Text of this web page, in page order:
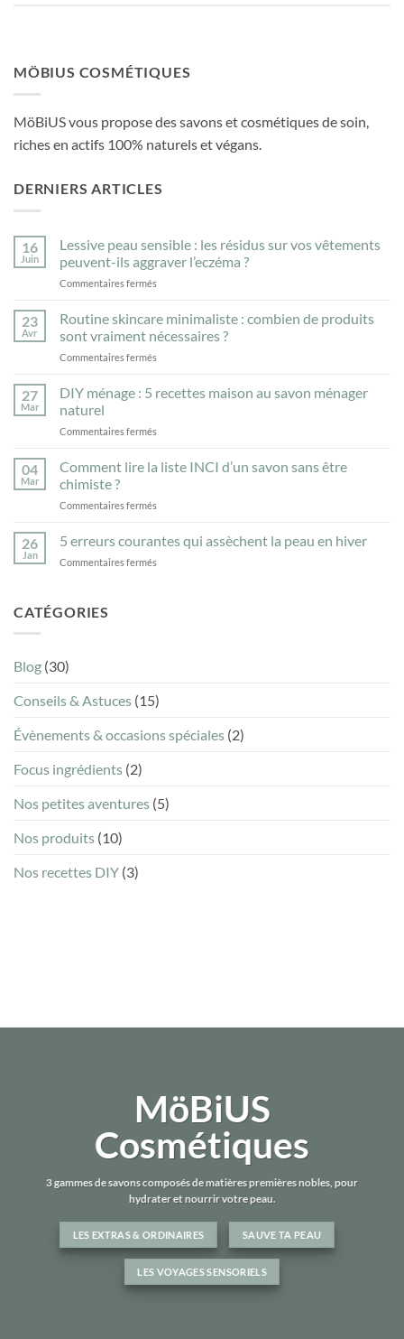
MÖBIUS COSMÉTIQUES
MöBiUS vous propose des savons et cosmétiques de soin,
riches en actifs 100% naturels et végans.
DERNIERS ARTICLES
16
Juin
Lessive peau sensible : les résidus sur vos vêtements
peuvent-ils aggraver l’eczéma ?
Commentaires fermés
sensible
:
les
sur
peuvent-
aggraver
23
Avr
Routine skincare minimaliste : combien de produits
sont vraiment nécessaires ?
Commentaires fermés
skincare
minimaliste
combien
produits
nécessaires
27
Mar
DIY ménage : 5 recettes maison au savon ménager
naturel
Commentaires fermés
ménage
:
recettes
au
ménager
04
Mar
Comment lire la liste INCI d’un savon sans être
chimiste ?
Commentaires fermés
lire
la
liste
26
Jan
5 erreurs courantes qui assèchent la peau en hiver
Commentaires fermés
hiver
CATÉGORIES
Blog (30)
Conseils & Astuces (15)
Évènements & occasions spéciales (2)
Focus ingrédients (2)
Nos petites aventures (5)
Nos produits (10)
Nos recettes DIY (3)
MöBiUS
Cosmétiques
3 gammes de savons composés de matières premières nobles, pour
hydrater et nourrir votre peau.
LES EXTRAS & ORDINAIRES SAUVE TA PEAU
LES VOYAGES SENSORIELS